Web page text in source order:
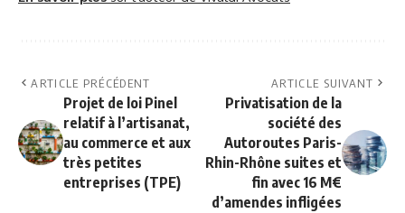
ARTICLE PRÉCÉDENT
Projet de loi Pinel
relatif à l’artisanat,
au commerce et aux
très petites
entreprises (TPE)
ARTICLE SUIVANT
Privatisation de la
société des
Autoroutes Paris-
Rhin-Rhône suites et
fin avec 16 M€
d’amendes infligées